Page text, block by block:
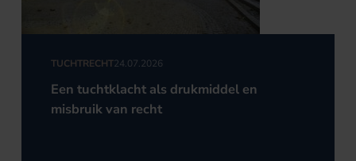
TUCHTRECHT24.07.2026
Een tuchtklacht als drukmiddel en
misbruik van recht